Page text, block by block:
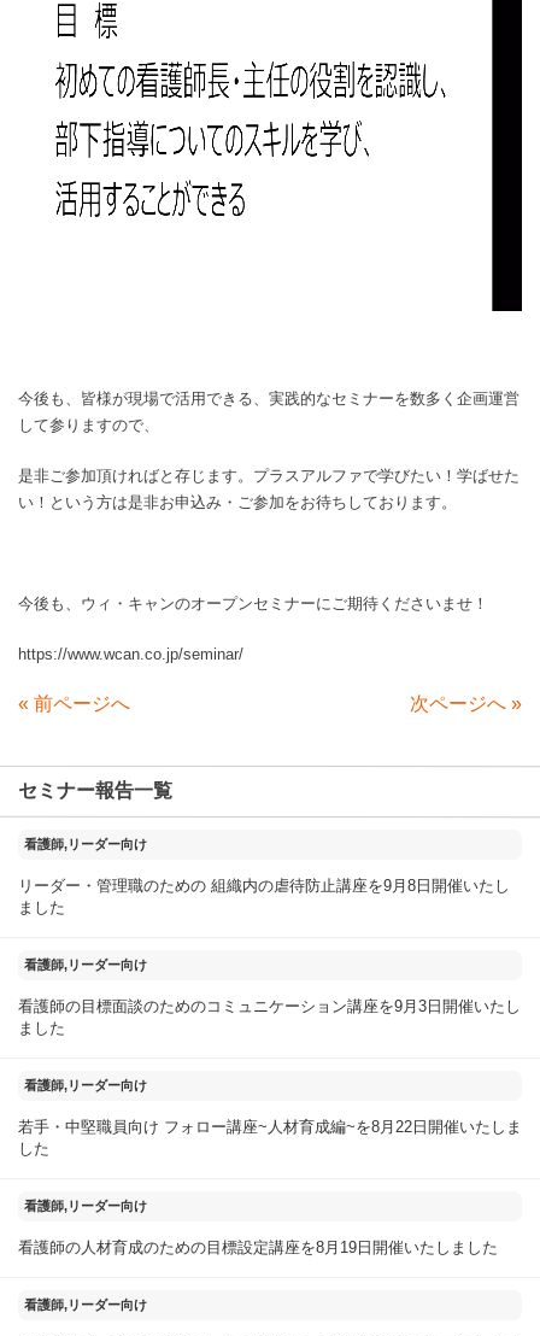
今後も、皆様が現場で活用できる、実践的なセミナーを数多く企画運営
して参りますので、
是非ご参加頂ければと存じます。プラスアルファで学びたい！学ばせた
い！という方は是非お申込み・ご参加をお待ちしております。
今後も、ウィ・キャンのオープンセミナーにご期待くださいませ！
https://www.wcan.co.jp/seminar/
« 前ページへ 次ページへ »
セミナー報告一覧
2025年11月18日
看護師,リーダー向け
リーダー・管理職のための 組織内の虐待防止講座を9月8日開催いたし
ました
2025年09月04日
看護師,リーダー向け
看護師の目標面談のためのコミュニケーション講座を9月3日開催いたし
ました
2025年08月23日
看護師,リーダー向け
若手・中堅職員向け フォロー講座~人材育成編~を8月22日開催いたしま
した
2025年08月20日
看護師,リーダー向け
看護師の人材育成のための目標設定講座を8月19日開催いたしました
2025年08月14日
看護師,リーダー向け